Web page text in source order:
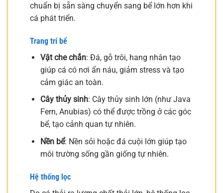
chuẩn bị sẵn sàng chuyển sang bể lớn hơn khi
cá phát triển.
Trang trí bể
Vật che chắn: Đá, gỗ trôi, hang nhân tạo
giúp cá có nơi ẩn náu, giảm stress và tạo
cảm giác an toàn.
Cây thủy sinh: Cây thủy sinh lớn (như Java
Fern, Anubias) có thể được trồng ở các góc
bể, tạo cảnh quan tự nhiên.
Nền bể: Nền sỏi hoặc đá cuội lớn giúp tạo
môi trường sống gần giống tự nhiên.
Hệ thống lọc